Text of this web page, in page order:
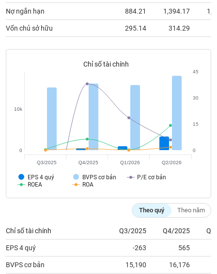
Nợ ngắn hạn 884.21 1,394.17
Vốn chủ sở hữu 295.14 314.29
Chỉ số tài chính
EPS 4 quý BVPS cơ bản
P/E cơ bản
ROEA
ROA
0
10k
0
15
30
45
Q3/2025 Q4/2025 Q1/2026 Q2/2026
Theo quý Theo năm
Chỉ số tài chính Q3/2025 Q4/2025
EPS 4 quý -263 565
BVPS cơ bản 15,190 16,176
đầu
tư
thông